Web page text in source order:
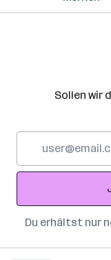
Sollen wir
Adresse
Du erhältst nur